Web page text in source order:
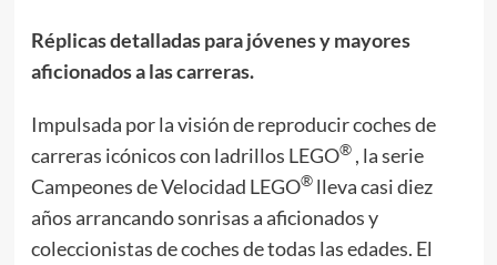
Réplicas detalladas para jóvenes y mayores
aficionados a las carreras.
Impulsada por la visión de reproducir coches de
carreras icónicos con ladrillos LEGO®, la serie
Campeones de Velocidad LEGO®lleva casi diez
años arrancando sonrisas a aficionados y
coleccionistas de coches de todas las edades. El